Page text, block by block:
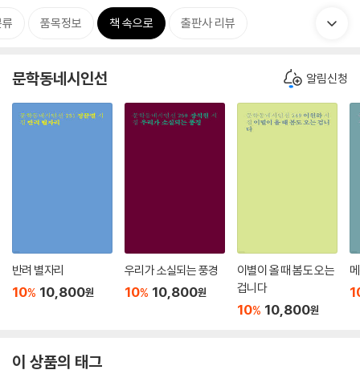
품목정보 책 속으로 출판사 리뷰
문학동네시인선 알림신청
반려 별자리
10% 10,800원
우리가 소실되는 풍경
10% 10,800원
이별이 올 때 봄도 오는
겁니다
10% 10,800원
이 상품의 태그